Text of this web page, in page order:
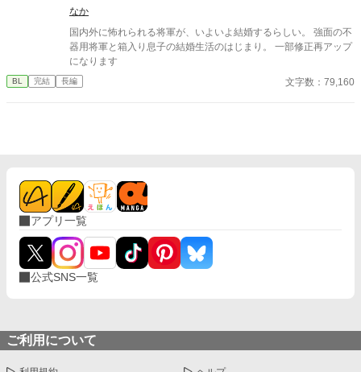
なか
国内外に怖れられる将軍が、いよいよ結婚するらしい。 強面の不
器用将軍と箱入り息子の結婚生活のはじまり。 一部修正再アップ
になります
BL 完結 長編 文字数：79,160
アプリ一覧
公式SNS一覧
ご利用について